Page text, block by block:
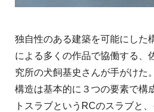
独自性のある建築を可能にした
による多くの作品で協働する、
究所の犬飼基史さんが手がけた。
構造は基本的に３つの要素で構
トスラブというRCのスラブと